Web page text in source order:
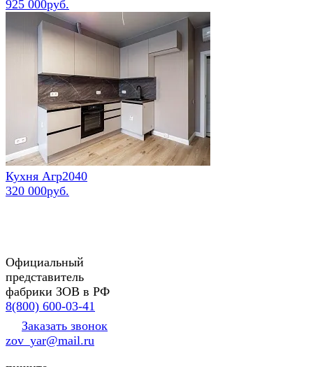
925 000руб.
Кухня Агр2040
320 000руб.
Официальный
представитель
фабрики ЗОВ в РФ
8(800) 600-03-41
Заказать звонок
zov_yar@mail.ru